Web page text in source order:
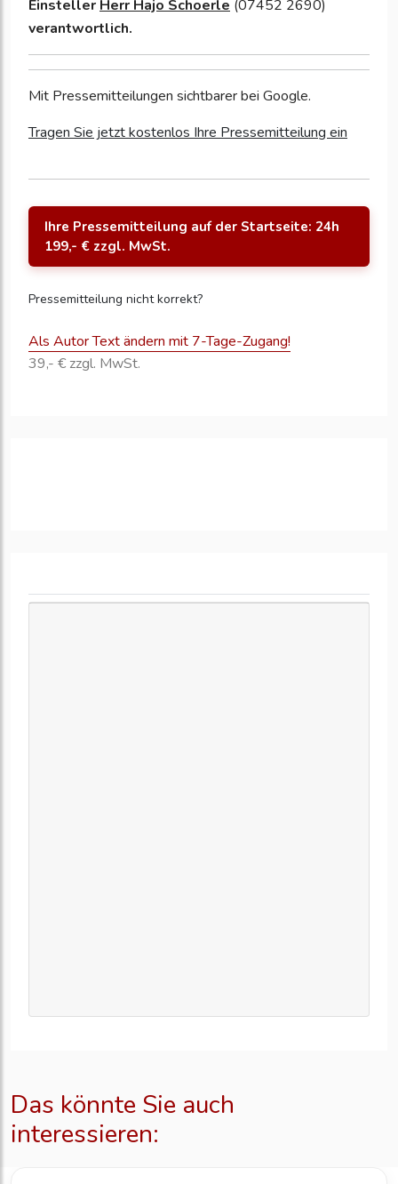
Einsteller Herr Hajo Schoerle (07452 2690)
verantwortlich.
Mit Pressemitteilungen sichtbarer bei Google.
Tragen Sie jetzt kostenlos Ihre Pressemitteilung ein
Ihre Pressemitteilung auf der Startseite: 24h
199,- € zzgl. MwSt.
Pressemitteilung nicht korrekt?
Als Autor Text ändern mit 7-Tage-Zugang!
39,- € zzgl. MwSt.
Das könnte Sie auch
interessieren: